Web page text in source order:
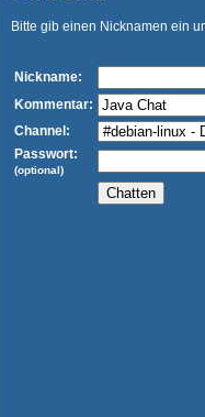
Bitte gib einen Nicknamen ein
Nickname:
Kommentar:
Channel:
Passwort:
(optional)